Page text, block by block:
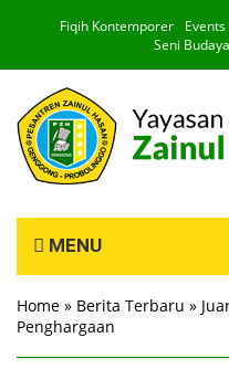
Fiqih Kontemporer Events
Seni Budaya
MENU
Home » Berita Terbaru »
Penghargaan